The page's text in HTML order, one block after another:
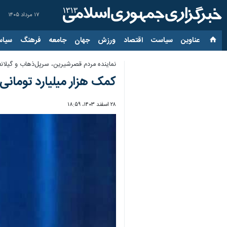
۱۷ مرداد ۱۴۰۵
عناوین‌ سیاست اقتصاد ورزش جهان جامعه فرهنگ
نماینده مردم قصرشیرین، سرپل‌ذهاب و
کمک هزار میلیارد
۲۸ اسفند ۱۴۰۳، ۱۸:۵۹